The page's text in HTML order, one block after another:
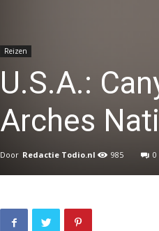
Reizen
U.S.A.:
Arches
Door Redactie Todio.nl 985 0